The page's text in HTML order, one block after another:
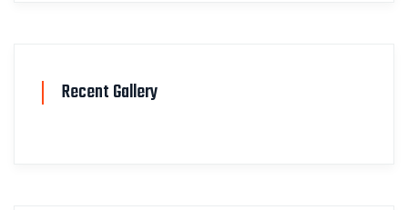
Recent Gallery